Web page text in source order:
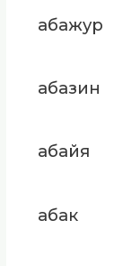
абажур
абазин
абайя
абак